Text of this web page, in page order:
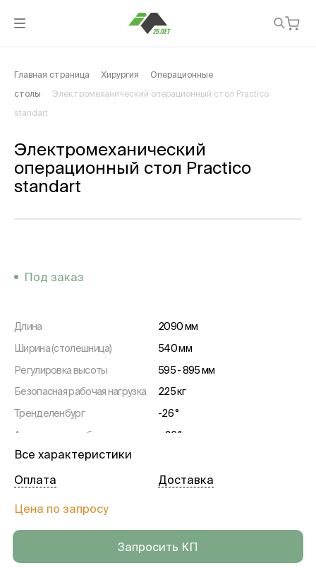
Главная страница Хирургия Операционные
столы Электромеханический операционный стол Practico
standart
Электромеханический
операционный стол Practico
standart
Под заказ
Длина
2090 мм
Ширина (столешница)
540 мм
Регулировка высоты
595 - 895 мм
Безопасная рабочая нагрузка
225 кг
Тренделенбург
-26 °
Антитренделенбург
+26 °
Регулировка опоры для
Регулировка спинной секции
-15 - +70 °
Регулировка ножной секции
Размер колес
Все характеристики
Цена по запросу
Оплата Доставка
Запросить КП